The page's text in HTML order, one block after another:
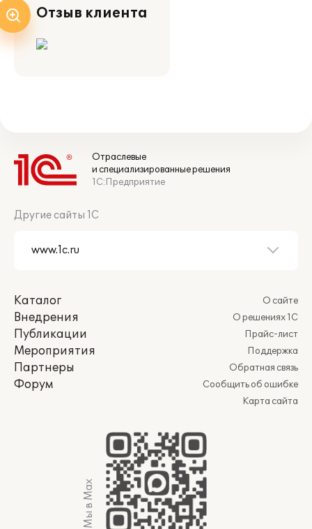
Отзыв клиента
Отраслевые
и специализированные решения
1С:Предприятие
Другие сайты 1С
Каталог
Внедрения
Публикации
Мероприятия
Партнеры
Форум
О сайте
О решениях 1С
Прайс-лист
Поддержка
Обратная связь
Сообщить об ошибке
Карта сайта
Мы в Max